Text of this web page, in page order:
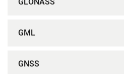
GML
GNSS